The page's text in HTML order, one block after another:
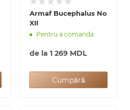
Armaf Bucephalus No
XII
Pentru a comanda
de la 1 269 MDL
Cumpără